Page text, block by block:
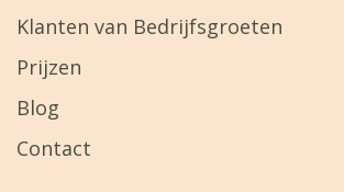
Klanten van Bedrijfsgroeten
Prijzen
Blog
Contact